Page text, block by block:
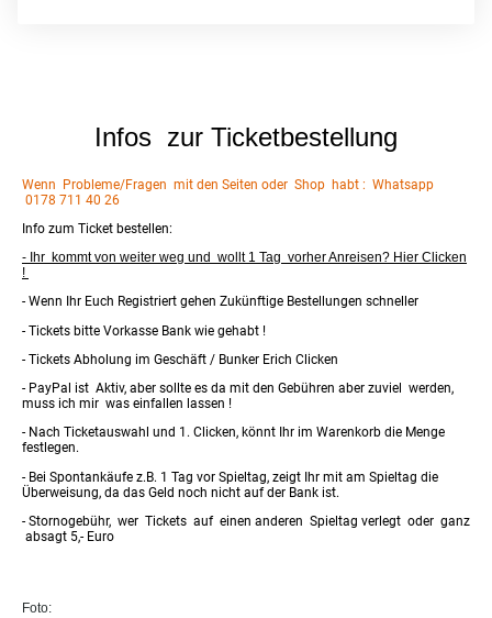
Infos zur Ticketbestellung
Wenn Probleme/Fragen mit den Seiten oder Shop habt : Whatsapp
0178 711 40 26
Info zum Ticket bestellen:
- Ihr kommt von weiter weg und wollt 1 Tag vorher Anreisen? Hier Clicken
!
- Wenn Ihr Euch Registriert gehen Zukünftige Bestellungen schneller
- Tickets bitte Vorkasse Bank wie gehabt !
- Tickets Abholung im Geschäft / Bunker Erich Clicken
- PayPal ist Aktiv, aber sollte es da mit den Gebühren aber zuviel werden,
muss ich mir was einfallen lassen !
- Nach Ticketauswahl und 1. Clicken, könnt Ihr im Warenkorb die Menge
festlegen.
- Bei Spontankäufe z.B. 1 Tag vor Spieltag, zeigt Ihr mit am Spieltag die
Überweisung, da das Geld noch nicht auf der Bank ist.
- Stornogebühr, wer Tickets auf einen anderen Spieltag verlegt oder ganz
absagt 5,- Euro
Foto: